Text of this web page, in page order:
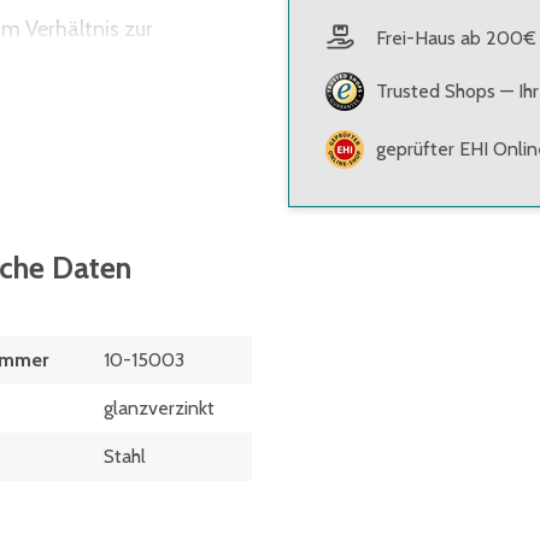
Verhältnis zur
deren
(z.B. Schubladen) und
Daten
10-15003
glanzverzinkt
Stahl
Frei-Haus ab 200€
Trusted Shops —
geprüfter EHI